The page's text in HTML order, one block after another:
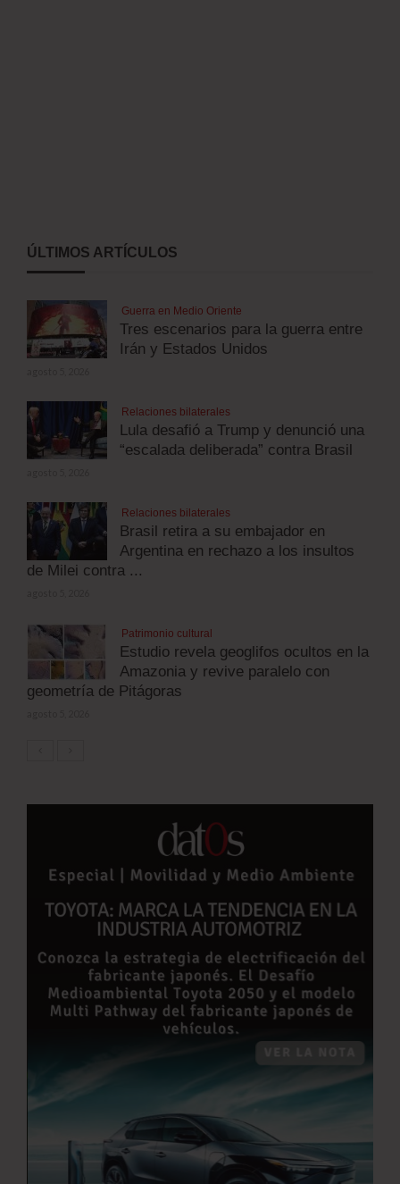
ÚLTIMOS ARTÍCULOS
Guerra en Medio Oriente
Tres escenarios para la guerra entre
Irán y Estados Unidos
Relaciones bilaterales
Lula desafió a Trump y denunció una
“escalada deliberada” contra Brasil
Relaciones bilaterales
Brasil retira a su embajador en
Argentina en rechazo a los insultos
de Milei contra ...
Patrimonio cultural
Estudio revela geoglifos ocultos en la
Amazonia y revive paralelo con
geometría de Pitágoras